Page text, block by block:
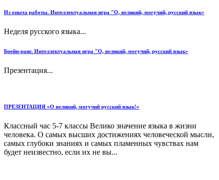
Из опыта работы. Интеллектуальная игра "О, великий, могучий, русский язык»
Неделя русского языка...
Брейн-ранг. Интеллектуальная игра "О, великий, могучий, русский язык»
Презентация...
ПРЕЗЕНТАЦИЯ «О великий, могучий русский язык!»
Классный час 5-7 классы Велико значение языка в жизни
человека. О самых высших достижениях человеческой мысли,
самых глубоки знаниях и самых пламенных чувствах нам
будет неизвестно, если их не вы...